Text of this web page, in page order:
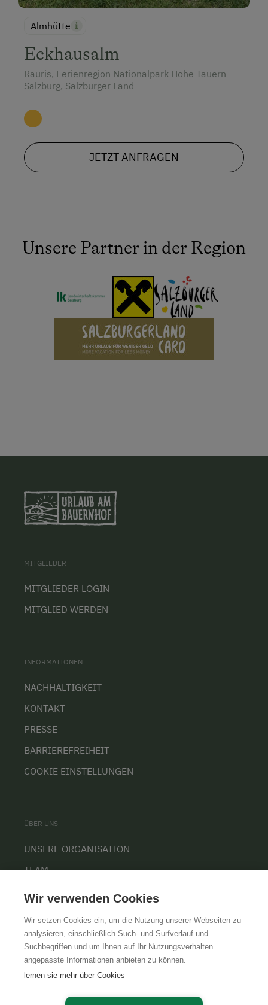
Almhütte
Eckhausalm
Rauris, Ferienregion Nationalpark Hohe Tauern
Salzburg, Salzburger Land
JETZT ANFRAGEN
Unsere Partner in der Region
MITGLIEDER
MITGLIEDER LOGIN
MITGLIED WERDEN
INFORMATIONEN
NACHHALTIGKEIT
KONTAKT
PRESSE
BARRIEREFREIHEIT
COOKIE EINSTELLUNGEN
ÜBER UNS
UNSERE ORGANISATION
TEAM
KARRIERE
AGBIMPRESSUMDATENSCHUTZ
Wir verwenden Cookies
Wir setzen Cookies ein, um die Nutzung unserer Webseiten zu
analysieren, einschließlich Such- und Surfverlauf und
Suchbegriffen und um Ihnen auf Ihr Nutzungsverhalten
angepasste Informationen anbieten zu können.
lernen sie mehr über Cookies